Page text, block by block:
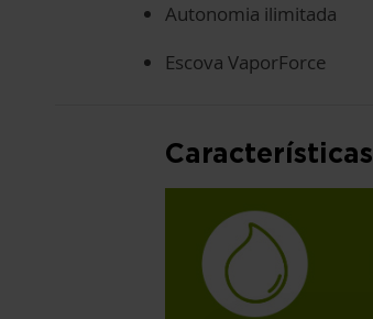
Autonomia ilimitada
Escova VaporForce
Características